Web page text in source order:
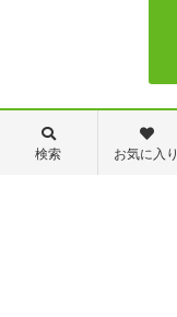
検索 お気に入り